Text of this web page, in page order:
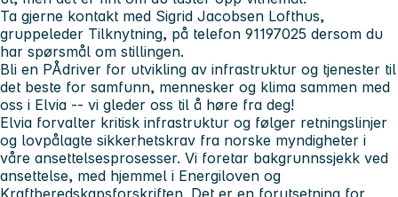
Ta gjerne kontakt med Sigrid Jacobsen Lofthus,
gruppeleder Tilknytning, på telefon 91197025 dersom du
har spørsmål om stillingen.
Bli en PÅdriver for utvikling av infrastruktur og tjenester til
det beste for samfunn, mennesker og klima sammen med
oss i Elvia -- vi gleder oss til å høre fra deg!
Elvia forvalter kritisk infrastruktur og følger retningslinjer
og lovpålagte sikkerhetskrav fra norske myndigheter i
våre ansettelsesprosesser. Vi foretar bakgrunnssjekk ved
ansettelse, med hjemmel i Energiloven og
Kraftberedskapsforskriften. Det er en forutsetning for